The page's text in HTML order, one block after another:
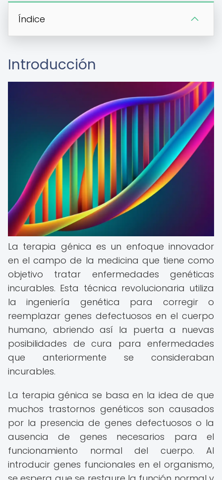
Índice
Introducción
La terapia génica es un enfoque innovador
en el campo de la medicina que tiene como
objetivo tratar enfermedades genéticas
incurables. Esta técnica revolucionaria utiliza
la ingeniería genética para corregir o
reemplazar genes defectuosos en el cuerpo
humano, abriendo así la puerta a nuevas
posibilidades de cura para enfermedades
que anteriormente se consideraban
incurables.
La terapia génica se basa en la idea de que
muchos trastornos genéticos son causados
por la presencia de genes defectuosos o la
ausencia de genes necesarios para el
funcionamiento normal del cuerpo. Al
introducir genes funcionales en el organismo,